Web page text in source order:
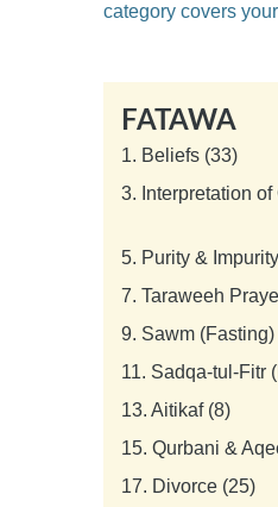
category covers
FATAWA
1. Beliefs (33)
3. Interpretation
5. Purity &
7. Taraweeh
9. Sawm
11. Sadqa-tul-Fitr
13. Aitikaf (8)
15. Qurbani &
17. Divorce (25)